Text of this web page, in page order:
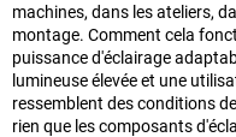
machines, dans les ateliers,
montage. Comment cela
puissance d'éclairage
lumineuse élevée et une
ressemblent des conditions
rien que les composants